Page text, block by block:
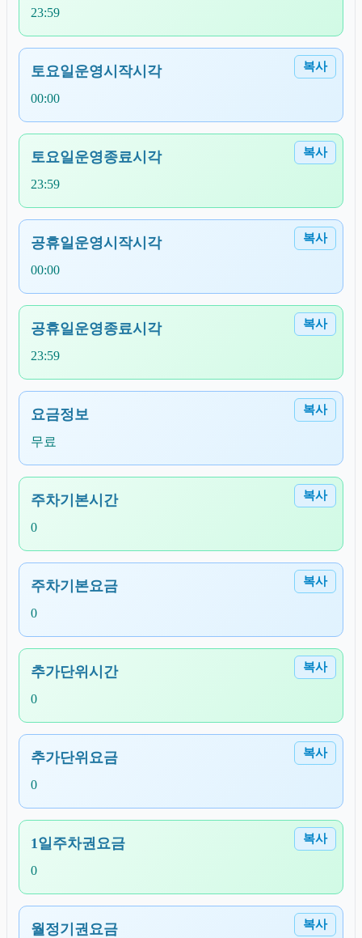
23:59
복사
토요일운영시작시각
00:00
복사
토요일운영종료시각
23:59
복사
공휴일운영시작시각
00:00
복사
공휴일운영종료시각
23:59
복사
요금정보
무료
복사
주차기본시간
0
복사
주차기본요금
0
복사
추가단위시간
0
복사
추가단위요금
0
복사
1일주차권요금
0
복사
월정기권요금